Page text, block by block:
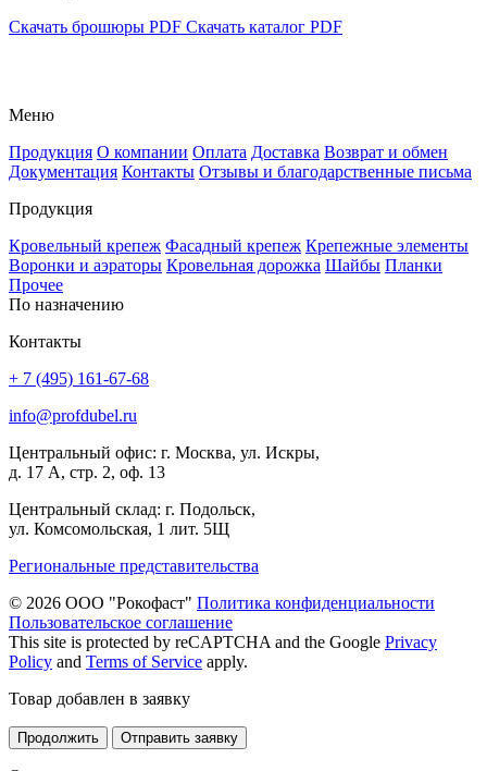
Скачать брошюры PDF Скачать каталог PDF
Меню
Продукция О компании Оплата Доставка Возврат и обмен
Документация Контакты Отзывы и благодарственные письма
Продукция
Кровельный крепеж Фасадный крепеж Крепежные элементы
Воронки и аэраторы Кровельная дорожка Шайбы Планки
Прочее
По назначению
Контакты
+ 7 (495) 161-67-68
info@profdubel.ru
Центральный офис: г. Москва, ул. Искры,
д. 17 А, стр. 2, оф. 13
Центральный склад: г. Подольск,
ул. Комсомольская, 1 лит. 5Щ
Региональные представительства
© 2026 ООО "Рокофаст" Политика конфиденциальности
Пользовательское соглашение
This site is protected by reCAPTCHA and the Google Privacy
Policy and Terms of Service apply.
Товар добавлен в заявку
Продолжить Отправить заявку